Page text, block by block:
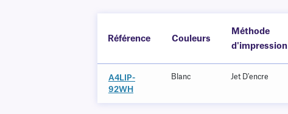
Référence Couleurs
Méthode
d'impression
A4LIP-
92WH
Blanc Jet D'encre